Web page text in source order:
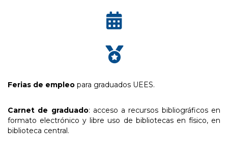
Ferias de empleo para graduados UEES.
Carnet de graduado: acceso a recursos bibliográficos en
formato electrónico y libre uso de bibliotecas en físico, en
biblioteca central.